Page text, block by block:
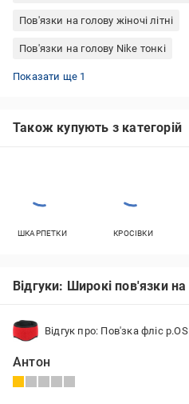
Пов'язки на голову жіночі літні
Пов'язки на голову Nike тонкі
Спортивні пов'язки на голову
Показати ще 1
Також купують з категорій
ШКАРПЕТКИ КРОСІВКИ
Відгуки: Широкі пов'язки на
Відгук про: Пов'зка фліс
Антон